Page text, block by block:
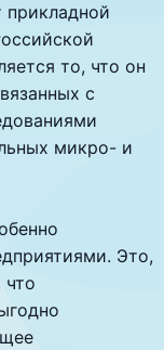
прикладной
то, что он
с
микро- и
Это,